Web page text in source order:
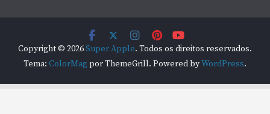
Copyright © 2026Super Apple. Todos os direitos reservados.
Tema: ColorMag por ThemeGrill. Powered byWordPress.